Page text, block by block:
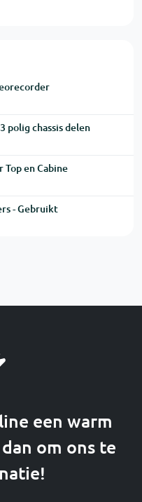
polig chassis delen
en Cabine
- Gebruikt
een warm
om ons te